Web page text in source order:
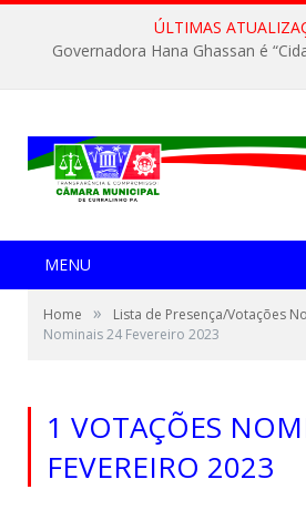
ÚLTIMAS
Governadora Hana Ghassan é
MENU
Home » Lista de Presença/Votações
Nominais 24 Fevereiro 2023
1 VOTAÇÕES
FEVEREIRO 2023